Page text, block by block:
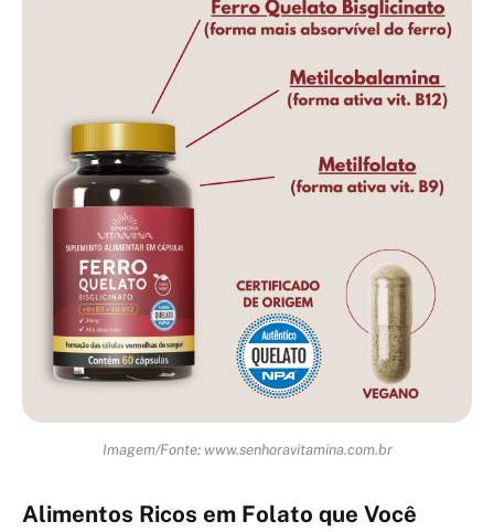
Imagem/Fonte: www.senhoravitamina.com.br
Alimentos Ricos em Folato que Você